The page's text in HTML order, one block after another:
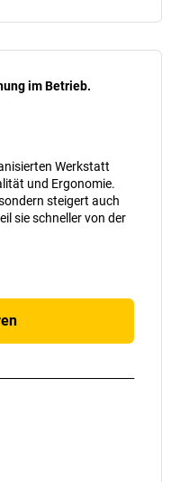
im Betrieb.
Werkstatt
und Ergonomie.
steigert auch
sie schneller von der